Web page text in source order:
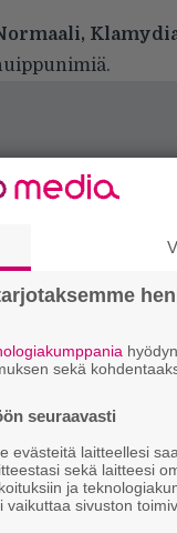
sekä
seuraavasti
evästeitä laitteellesi
sekä laitteesi
ja
sivuston